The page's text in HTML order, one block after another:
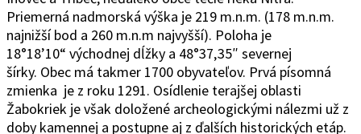
Priemerná nadmorská výška je 219 m.n.m. (178 m.n.m.
najnižší bod a 260 m.n.m najvyšší). Poloha je
18°18’10“ východnej dĺžky a 48°37‚35″ severnej
šírky. Obec má takmer 1700 obyvateľov. Prvá písomná
zmienka je z roku 1291. Osídlenie terajšej oblasti
Žabokriek je však doložené archeologickými nálezmi už z
doby kamennej a postupne aj z ďalších historických etáp.